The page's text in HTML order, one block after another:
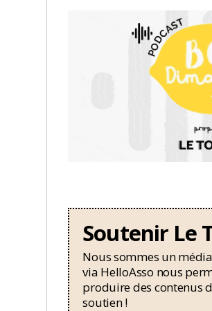
Soutenir Le
Nous sommes un
via HelloAsso nous
produire des contenus
soutien !